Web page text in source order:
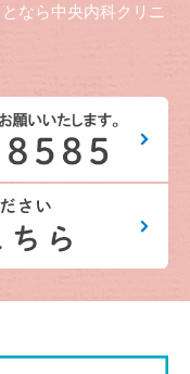
なら中央内科クリニ